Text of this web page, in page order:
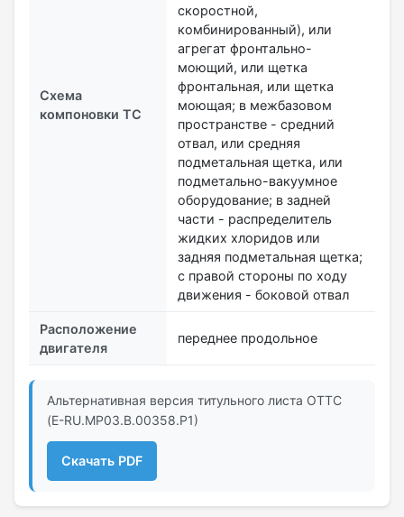
Схема
компоновки ТС
скоростной,
комбинированный), или
агрегат фронтально-
моющий, или щетка
фронтальная, или щетка
моющая; в межбазовом
пространстве - средний
отвал, или средняя
подметальная щетка, или
подметально-вакуумное
оборудование; в задней
части - распределитель
жидких хлоридов или
задняя подметальная щетка;
с правой стороны по ходу
движения - боковой отвал
Расположение
двигателя
переднее продольное
Альтернативная версия титульного листа ОТТС
(E-RU.МР03.B.00358.Р1)
Скачать PDF